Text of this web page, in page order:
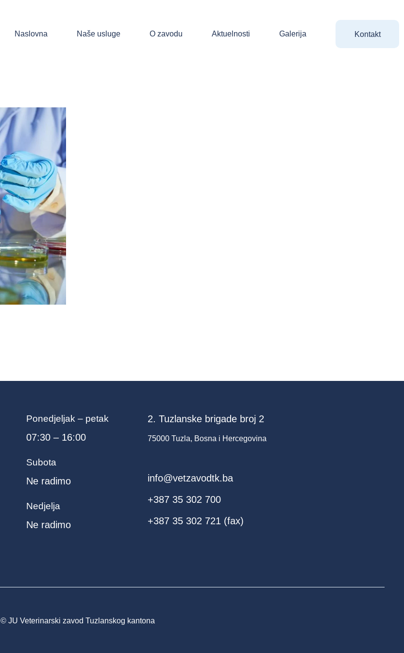
Naslovna Naše usluge O zavodu Aktuelnosti Galerija Kontakt
Ponedjeljak – petak
07:30 – 16:00
Subota
Ne radimo
Nedjelja
Ne radimo
2. Tuzlanske brigade broj 2
75000 Tuzla, Bosna i Hercegovina
info@vetzavodtk.ba
+387 35 302 700
+387 35 302 721 (fax)
© JU Veterinarski zavod Tuzlanskog kantona